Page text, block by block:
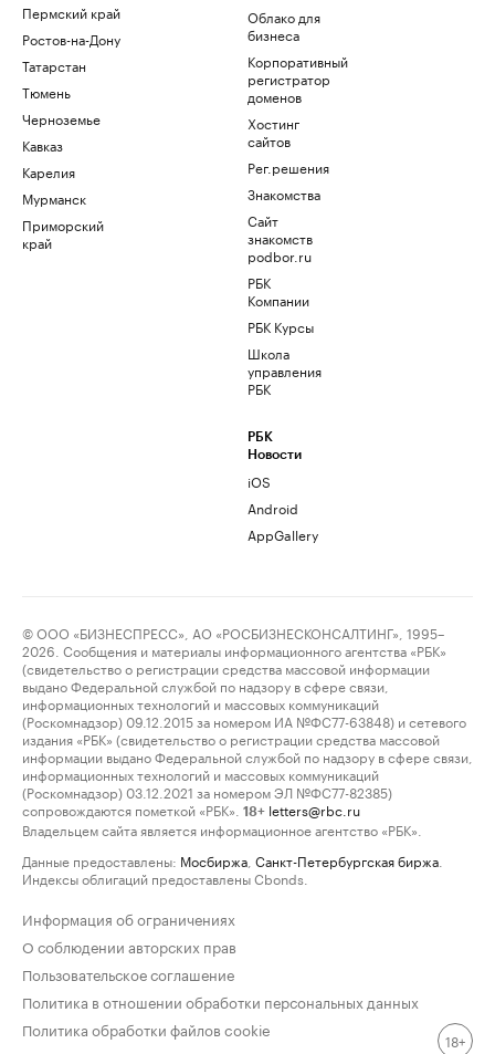
Пермский край
Ростов-на-Дону
Татарстан
Тюмень
Черноземье
Кавказ
Карелия
Мурманск
Приморский
край
Облако для
бизнеса
Корпоративный
регистратор
доменов
Хостинг
сайтов
Рег.решения
Знакомства
Сайт
знакомств
podbor.ru
РБК
Компании
РБК Курсы
Школа
управления
РБК
РБК
Новости
iOS
Android
AppGallery
© ООО «БИЗНЕСПРЕСС», АО «РОСБИЗНЕСКОНСАЛТИНГ», 1995–
2026. Сообщения и материалы информационного агентства «РБК»
(свидетельство о регистрации средства массовой информации
выдано Федеральной службой по надзору в сфере связи,
информационных технологий и массовых коммуникаций
(Роскомнадзор) 09.12.2015 за номером ИА №ФС77-63848) и сетевого
издания «РБК» (свидетельство о регистрации средства массовой
информации выдано Федеральной службой по надзору в сфере связи,
информационных технологий и массовых коммуникаций
(Роскомнадзор) 03.12.2021 за номером ЭЛ №ФС77-82385)
сопровождаются пометкой «РБК».
18+ letters@rbc.ru
Владельцем сайта является информационное агентство «РБК».
Данные предоставлены: Мосбиржа Санкт-Петербургская биржа
Индексы облигаций предоставлены Cbonds.
Информация об ограничениях
О соблюдении авторских прав
Пользовательское соглашение
Политика в отношении обработки персональных данных
Политика обработки файлов cookie
18+